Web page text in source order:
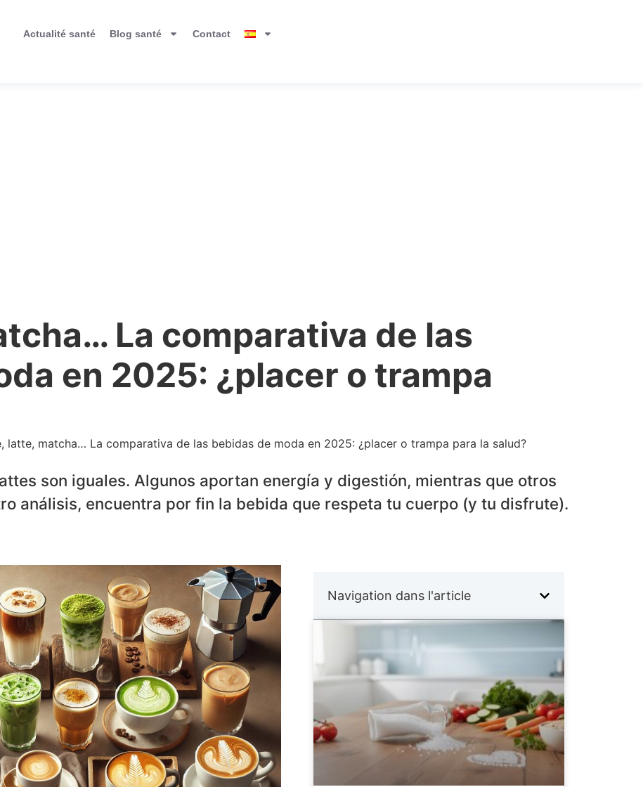
Actualité santé Blog santé Contact
La comparativa de las
en 2025: ¿placer o trampa
latte, matcha… La comparativa de las bebidas de moda en 2025: ¿placer o trampa para la salud?
son iguales. Algunos aportan energía y digestión, mientras que otros
análisis, encuentra por fin la bebida que respeta tu cuerpo (y tu disfrute).
Navigation dans l'article